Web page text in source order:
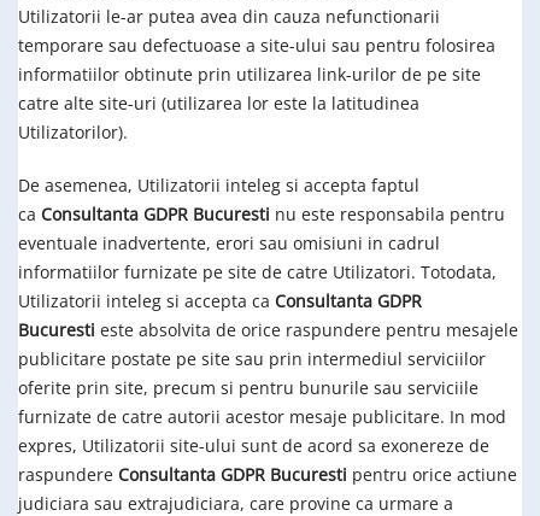
Utilizatorii le-ar putea avea din cauza nefunctionarii
temporare sau defectuoase a site-ului sau pentru folosirea
informatiilor obtinute prin utilizarea link-urilor de pe site
catre alte site-uri (utilizarea lor este la latitudinea
Utilizatorilor).
De asemenea, Utilizatorii inteleg si accepta faptul
ca Consultanta GDPR Bucuresti nu este responsabila pentru
eventuale inadvertente, erori sau omisiuni in cadrul
informatiilor furnizate pe site de catre Utilizatori. Totodata,
Utilizatorii inteleg si accepta ca Consultanta GDPR
Bucuresti este absolvita de orice raspundere pentru mesajele
publicitare postate pe site sau prin intermediul serviciilor
oferite prin site, precum si pentru bunurile sau serviciile
furnizate de catre autorii acestor mesaje publicitare. In mod
expres, Utilizatorii site-ului sunt de acord sa exonereze de
raspundere Consultanta GDPR Bucuresti pentru orice actiune
judiciara sau extrajudiciara, care provine ca urmare a